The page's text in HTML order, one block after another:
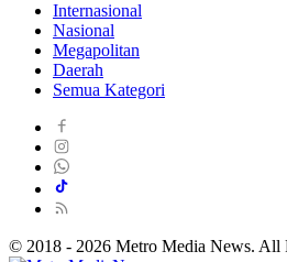
Internasional
Nasional
Megapolitan
Daerah
Semua Kategori
© 2018 - 2026 Metro Media News. All